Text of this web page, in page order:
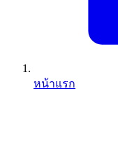
หน้าแรก